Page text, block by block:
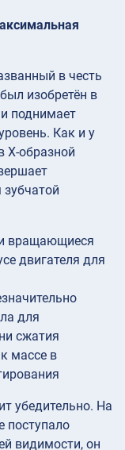
в честь
изобретён в
поднимает
Как и у
X-образной
вращающиеся
двигателя для
для
сжатия
массе в
убедительно. На
поступало
видимости, он